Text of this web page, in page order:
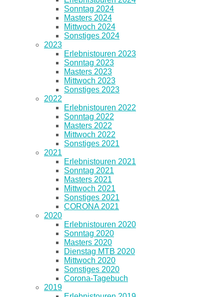
Sonntag 2024
Masters 2024
Mittwoch 2024
Sonstiges 2024
2023
Erlebnistouren 2023
Sonntag 2023
Masters 2023
Mittwoch 2023
Sonstiges 2023
2022
Erlebnistouren 2022
Sonntag 2022
Masters 2022
Mittwoch 2022
Sonstiges 2021
2021
Erlebnistouren 2021
Sonntag 2021
Masters 2021
Mittwoch 2021
Sonstiges 2021
CORONA 2021
2020
Erlebnistouren 2020
Sonntag 2020
Masters 2020
Dienstag MTB 2020
Mittwoch 2020
Sonstiges 2020
Corona-Tagebuch
2019